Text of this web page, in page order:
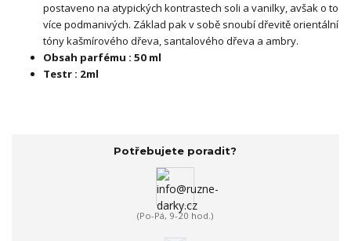
postaveno na atypických kontrastech soli a vanilky, avšak o to
více podmanivých. Základ pak v sobě snoubí dřevitě orientální
tóny kašmírového dřeva, santalového dřeva a ambry.
Obsah parfému : 50 ml
Testr : 2ml
Potřebujete poradit?
(Po-Pá, 9-20 hod.)